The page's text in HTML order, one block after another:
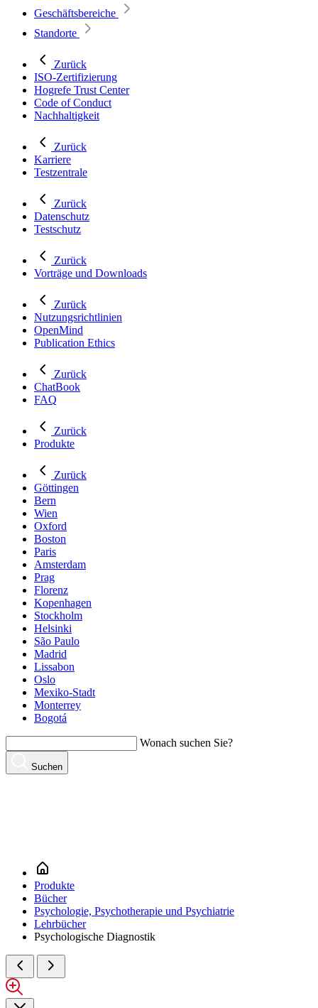
Geschäftsbereiche
Standorte
Zurück
ISO-Zertifizierung
Hogrefe Trust Center
Code of Conduct
Nachhaltigkeit
Zurück
Karriere
Testzentrale
Zurück
Datenschutz
Testschutz
Zurück
Vorträge und Downloads
Zurück
Nutzungsrichtlinien
OpenMind
Publication Ethics
Zurück
ChatBook
FAQ
Zurück
Produkte
Zurück
Göttingen
Bern
Wien
Oxford
Boston
Paris
Amsterdam
Prag
Florenz
Kopenhagen
Stockholm
Helsinki
São Paulo
Madrid
Lissabon
Oslo
Mexiko-Stadt
Monterrey
Bogotá
Wonach suchen Sie?
Suchen
Produkte
Bücher
Psychologie, Psychotherapie und Psychiatrie
Lehrbücher
Psychologische Diagnostik